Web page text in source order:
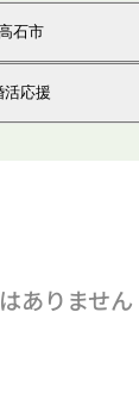
石市
活応援
ありません